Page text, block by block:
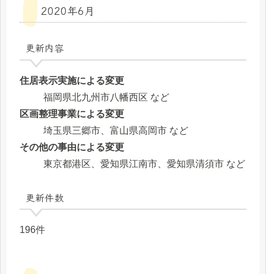
2020年6月
更新内容
住居表示実施による変更
福岡県北九州市八幡西区 など
区画整理事業による変更
埼玉県三郷市、富山県高岡市 など
その他の事由による変更
東京都港区、愛知県江南市、愛知県清須市 など
更新件数
196件